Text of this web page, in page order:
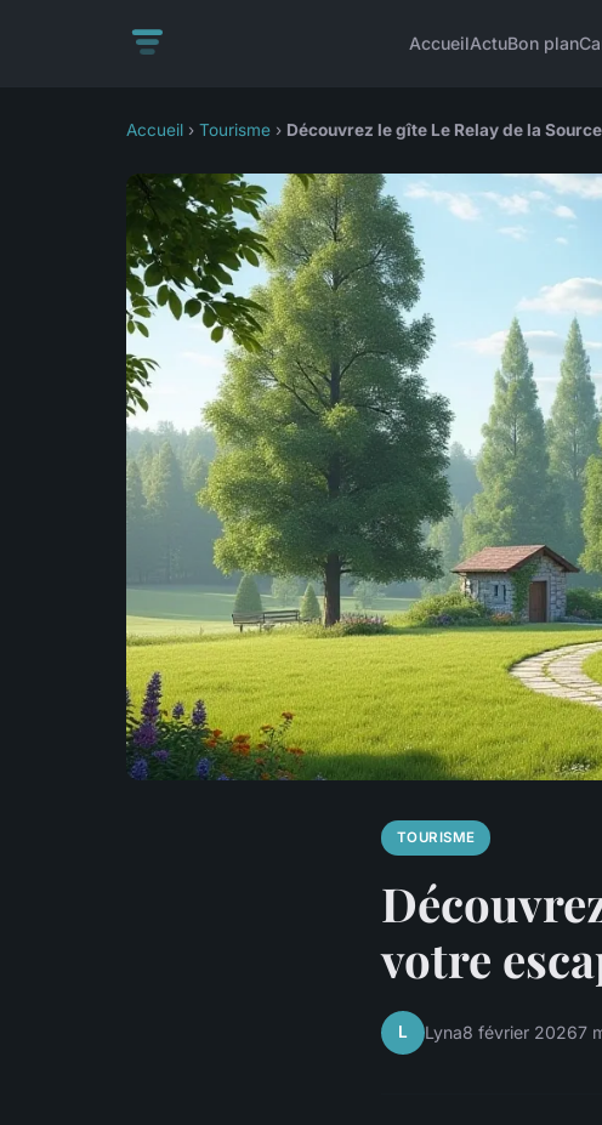
AccueilActuBon plan
Accueil › Tourisme › Découvrez le gîte Le Relay de la
TOURISME
votre
L Lyna8 février 20267